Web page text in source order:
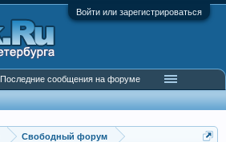
Войти или зарегистрироваться
Свободный форум
Последние сообщения на форуме